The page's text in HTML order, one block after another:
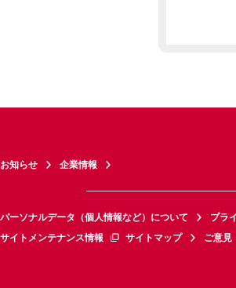
お知らせ 企業情報
パーソナルデータ（個人情報など）について プラ
サイトメンテナンス情報
サイトマップ ご意見